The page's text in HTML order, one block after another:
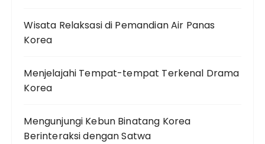
Wisata Relaksasi di Pemandian Air Panas
Korea
Menjelajahi Tempat-tempat Terkenal Drama
Korea
Mengunjungi Kebun Binatang Korea
Berinteraksi dengan Satwa